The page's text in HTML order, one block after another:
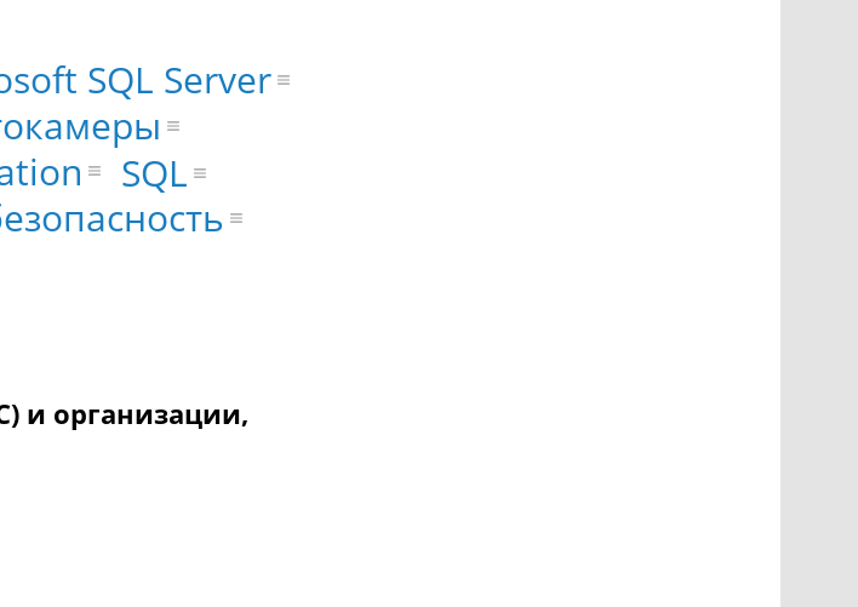
SQL Server
SQL
и организации,